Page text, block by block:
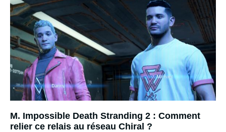
M. Impossible Death Stranding 2 : Comment
relier ce relais au réseau Chiral ?